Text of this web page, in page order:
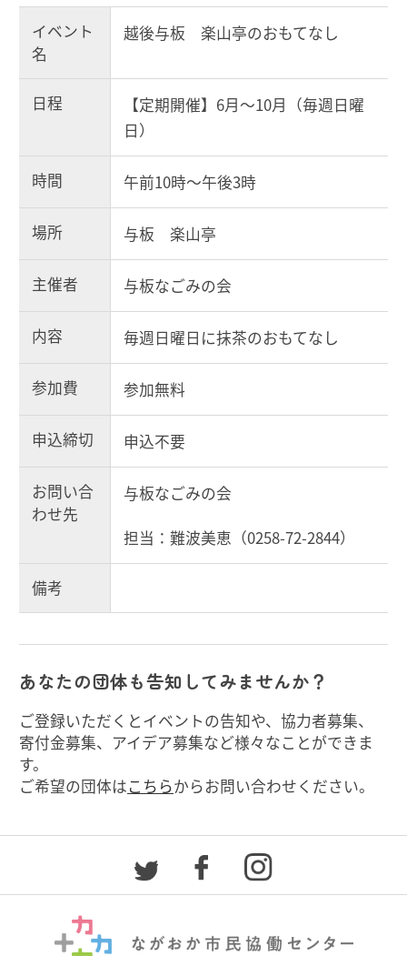
イベント
名
越後与板 楽山亭のおもてなし
日程
【定期開催】6月～10月（毎週日曜
日）
時間 午前10時～午後3時
場所 与板 楽山亭
主催者 与板なごみの会
内容 毎週日曜日に抹茶のおもてなし
参加費 参加無料
申込締切 申込不要
お問い合
わせ先
与板なごみの会
担当：難波美恵（0258-72-2844）
備考
あなたの団体も告知してみませんか？
ご登録いただくとイベントの告知や、協力者募集、
寄付金募集、アイデア募集など様々なことができま
す。
ご希望の団体はこちらからお問い合わせください。